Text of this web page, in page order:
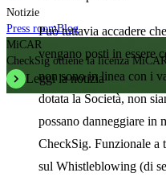
Notizie
Press roomBlog
MiCAR
CheckSig ottiene la licenza
Leggi la notizia
Può tuttavia accadere
vengano posti in essere
non sono in linea con i
dotata la Società, non
possano danneggiare in
CheckSig. Funzionale a
sul Whistleblowing (di